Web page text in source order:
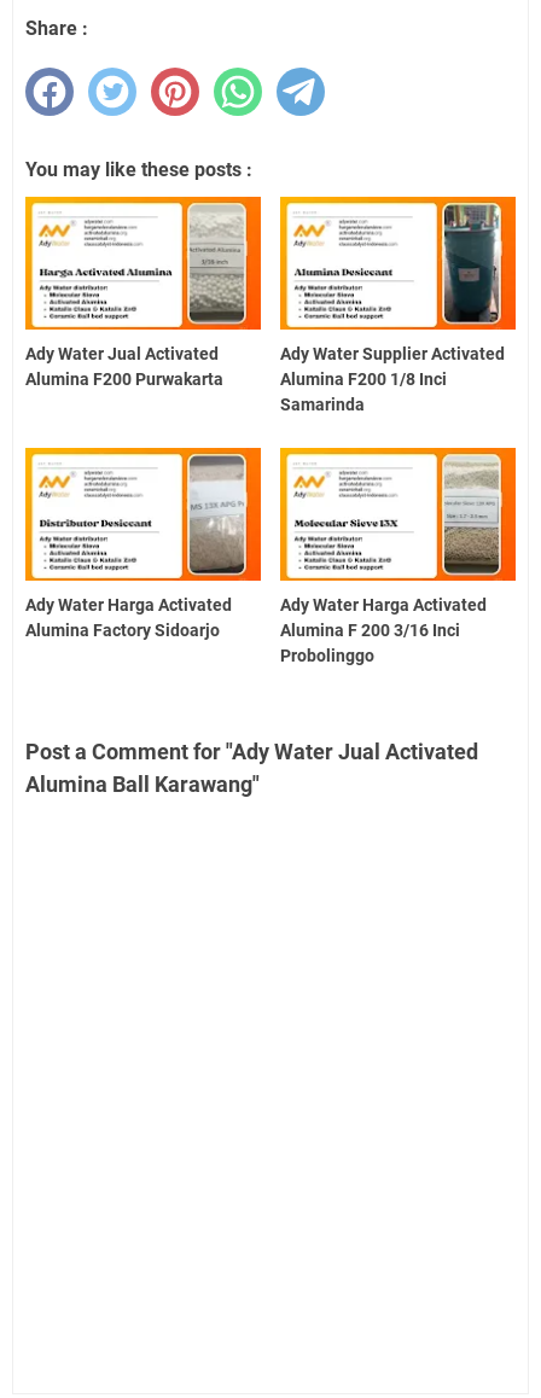
Share :
You may like these posts :
Ady Water Jual Activated
Alumina F200 Purwakarta
Ady Water Supplier Activated
Alumina F200 1/8 Inci
Samarinda
Ady Water Harga Activated
Alumina Factory Sidoarjo
Ady Water Harga Activated
Alumina F 200 3/16 Inci
Probolinggo
Post a Comment for "Ady Water Jual Activated
Alumina Ball Karawang"